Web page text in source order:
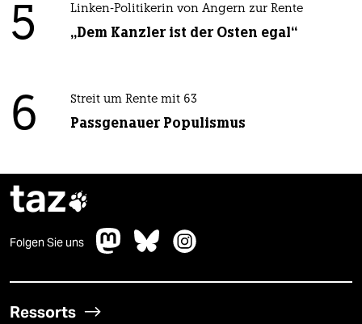
5 Linken-Politikerin von Angern zur Rente
„Dem Kanzler ist der Osten egal“
6 Streit um Rente mit 63
Passgenauer Populismus
taz
Folgen Sie uns
Ressorts